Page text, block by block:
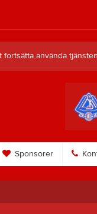
fortsätta använda
Sponsorer